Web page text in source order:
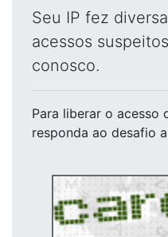
Seu IP fez
acessos
conosco.
Para liberar o acesso
responda ao desafio